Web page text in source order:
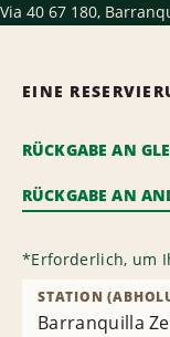
Via 40 67 180,
EINE
RÜCKGABE AN
RÜCKGABE AN
*Erforderlich, um
Barranquilla
STATION